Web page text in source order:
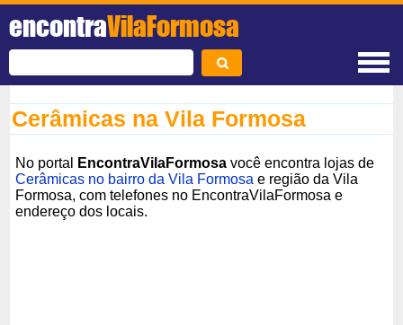
encontraVilaFormosa
Cerâmicas na Vila Formosa
No portal EncontraVilaFormosa você encontra lojas de
Cerâmicas no bairro da Vila Formosa e região da Vila
Formosa, com telefones no EncontraVilaFormosa e
endereço dos locais.